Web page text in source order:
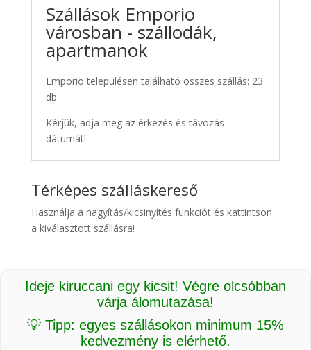
Szállások Emporio
városban - szállodák,
apartmanok
Emporio településen található összes szállás: 23
db
Kérjük, adja meg az érkezés és távozás
dátumát!
Térképes szálláskereső
Használja a nagyítás/kicsinyítés funkciót és kattintson
a kiválasztott szállásra!
Ideje kiruccani egy kicsit! Végre olcsóbban
várja álomutazása!
💡 Tipp: egyes szállásokon minimum 15%
kedvezmény is elérhető.